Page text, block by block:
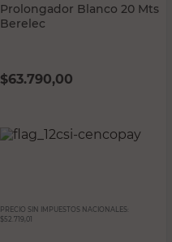
Prolongador Blanco 20 Mts
Berelec
$63.790,00
PRECIO SIN IMPUESTOS NACIONALES:
$52.719,01